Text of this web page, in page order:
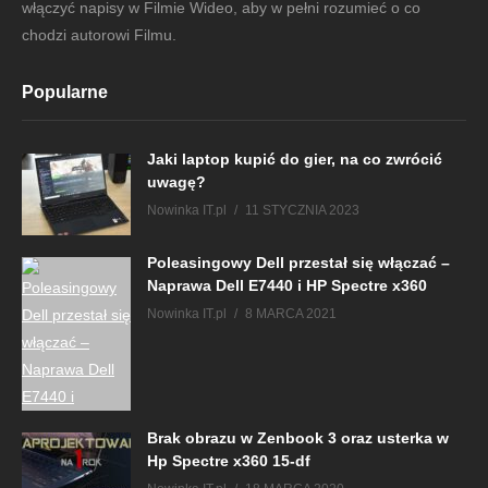
włączyć napisy w Filmie Wideo, aby w pełni rozumieć o co
chodzi autorowi Filmu.
Popularne
Jaki laptop kupić do gier, na co zwrócić
uwagę?
Nowinka IT.pl 11 STYCZNIA 2023
Poleasingowy Dell przestał się włączać –
Naprawa Dell E7440 i HP Spectre x360
Nowinka IT.pl 8 MARCA 2021
Brak obrazu w Zenbook 3 oraz usterka w
Hp Spectre x360 15-df